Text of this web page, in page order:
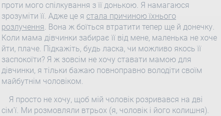
проти мого спілкування з її донькою. Я намагаюся
зрозуміти її. Адже це я стала причиною їхнього
розлучення. Вона ж боїться втратити тепер ще й донечку.
Коли мама дівчинки забирає її від мене, маленька не хоче
йти, плаче. Підкажіть, будь ласка, чи можливо якось її
заспокоїти? Я ж зовсім не хочу ставати мамою для
дівчинки, я тільки бажаю повноправно володіти своїм
майбутнім чоловіком.
Я просто не хочу, щоб мій чоловік розривався на дві
сім'ї. Ми розмовляли втрьох (я, чоловік і його колишня).